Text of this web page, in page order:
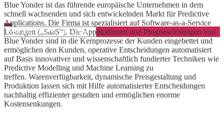
Blue Yonder ist das führende europäische Unternehmen in dem
schnell wachsenden und sich entwickelnden Markt für Predictive
Applications. Die Firma ist spezialisiert auf Software-as-a-Service
Lösungen („SaaS“). Die Applikationen und Prognoselösungen von
Blue Yonder sind in die Kernprozesse der Kunden eingebettet und
ermöglichen den Kunden, operative Entscheidungen automatisiert
auf Basis innovativer und wissenschaftlich fundierter Techniken wie
Predictive Modelling und Machine Learning zu
treffen. Warenverfügbarkeit, dynamische Preisgestaltung und
Produktion lassen sich mit Hilfe automatisierter Entscheidungen
nachhaltig effizienter gestalten und ermöglichen enorme
Kostensenkungen.